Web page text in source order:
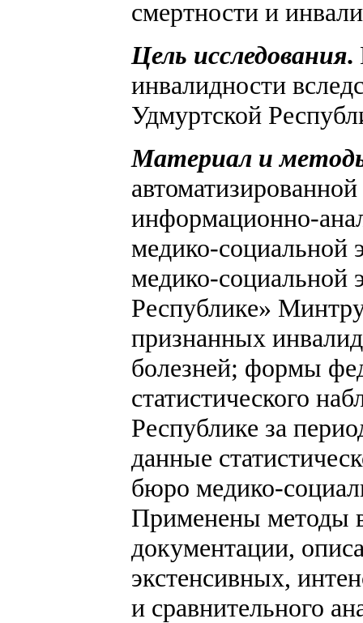
смертности и
Цель исследования.
инвалидности
Удмуртской
Материал и
информационно-
медико-
медико-социальной
Республике»
признанных
болезней; формы
статистического
Республике за
данные
бюро медико-
Применены методы
документации,
экстенсивных,
и сравнительного